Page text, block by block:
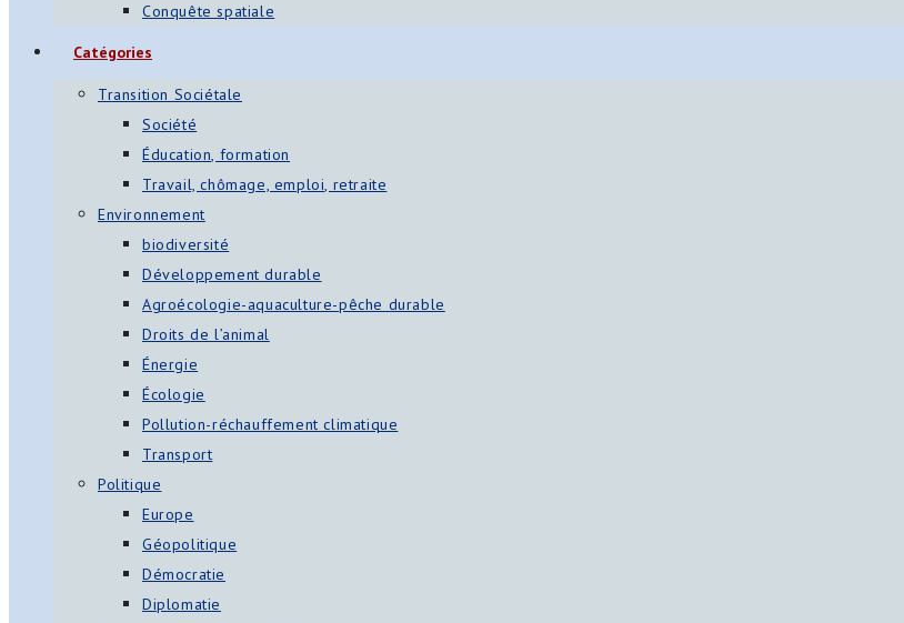
Conquête spatiale
Catégories
Transition Sociétale
Société
Éducation, formation
Travail, chômage, emploi, retraite
Environnement
biodiversité
Développement durable
Agroécologie-aquaculture-pêche durable
Droits de l’animal
Énergie
Écologie
Pollution-réchauffement climatique
Transport
Politique
Europe
Géopolitique
Démocratie
Diplomatie